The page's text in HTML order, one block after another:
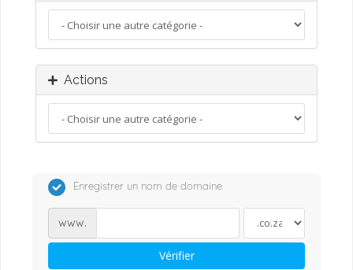
Actions
Enregistrer un nom de domaine
www.
Vérifier